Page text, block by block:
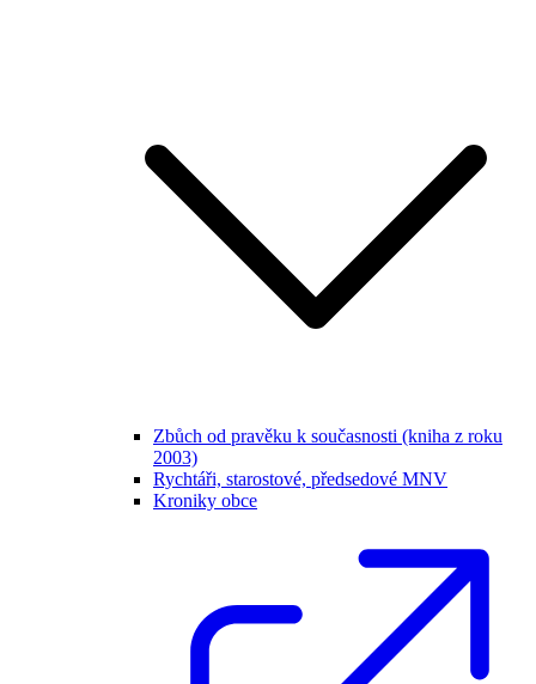
Zbůch od pravěku k současnosti (kniha z roku
2003)
Rychtáři, starostové, předsedové MNV
Kroniky obce